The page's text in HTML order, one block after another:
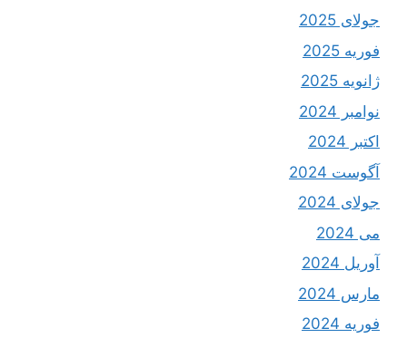
جولای 2025
فوریه 2025
ژانویه 2025
نوامبر 2024
اکتبر 2024
آگوست 2024
جولای 2024
می 2024
آوریل 2024
مارس 2024
فوریه 2024